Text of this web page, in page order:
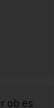
ob es